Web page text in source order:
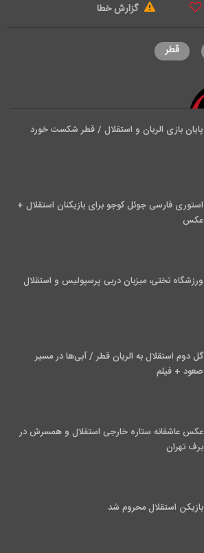
گزارش خطا
قطر
پایان بازی الریان و استقلال / قطر شکست خورد
استوری فارسی جوئل کوجو برای بازیکنان استقلال +
عکس
ورزشگاه تختی، میزبان دربی پرسپولیس و استقلال
گل دوم استقلال به الریان قطر / آبی‌ها در مسیر
صعود + فیلم
عکس عاشقانه ستاره خارجی استقلال و همسرش در
برف تهران
بازیکن استقلال محروم شد